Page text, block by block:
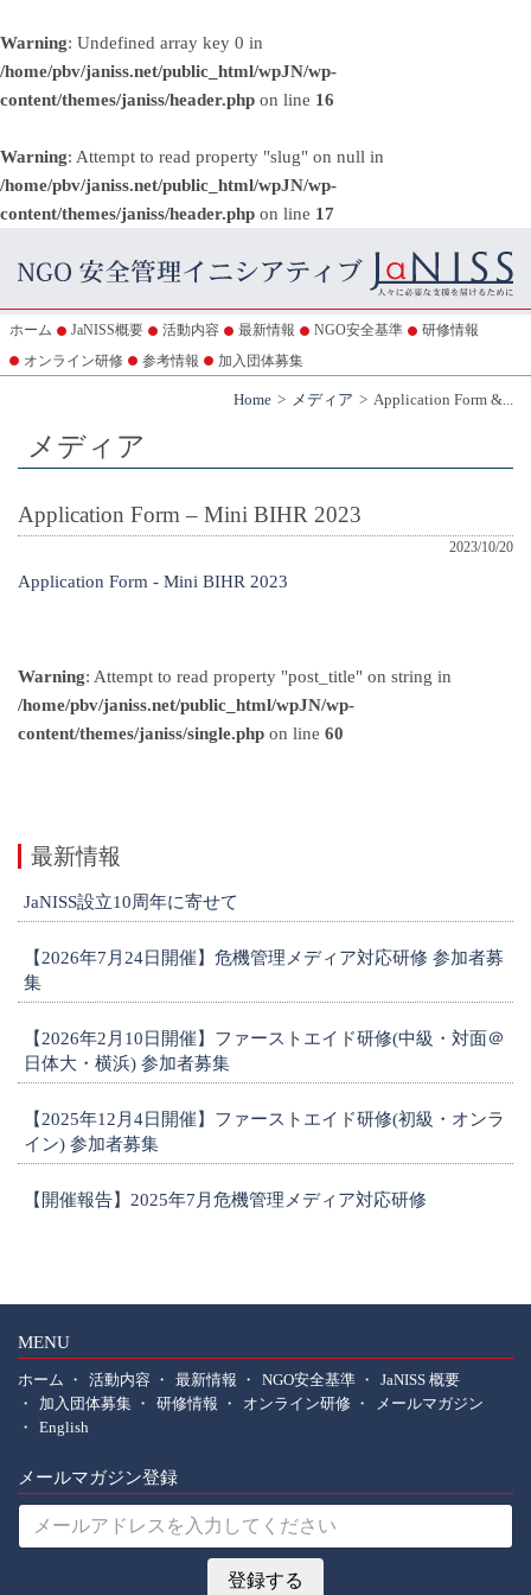
Warning: Undefined array key 0 in
/home/pbv/janiss.net/public_html/wpJN/wp-
content/themes/janiss/header.php on line 16
Warning: Attempt to read property "slug" on null in
/home/pbv/janiss.net/public_html/wpJN/wp-
content/themes/janiss/header.php on line 17
ホーム JaNISS概要 活動内容 最新情報 NGO安全基準
研修情報
オンライン研修
参考情報 加入団体募集
Home メディア Application Form &...
メディア
Application Form – Mini BIHR 2023
2023/10/20
Application Form - Mini BIHR 2023
Warning: Attempt to read property "post_title" on string in
/home/pbv/janiss.net/public_html/wpJN/wp-
content/themes/janiss/single.php on line 60
最新情報
JaNISS設立10周年に寄せて
【2026年7月24日開催】危機管理メディア対応研修 参加者募
集
【2026年2月10日開催】ファーストエイド研修(中級・対面＠
日体大・横浜) 参加者募集
【2025年12月4日開催】ファーストエイド研修(初級・オンラ
イン) 参加者募集
【開催報告】2025年7月危機管理メディア対応研修
MENU
ホーム 活動内容 最新情報 NGO安全基準
JaNISS 概要
加入団体募集
研修情報 オンライン研修
メールマガジン
English
メールマガジン登録